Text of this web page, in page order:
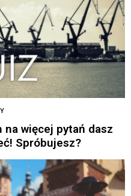
więcej pytań dasz
Spróbujesz?